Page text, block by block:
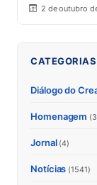
2 de outubro
CATEGORIAS
Diálogo do
Homenagem
Jornal (4)
Notícias (1541)